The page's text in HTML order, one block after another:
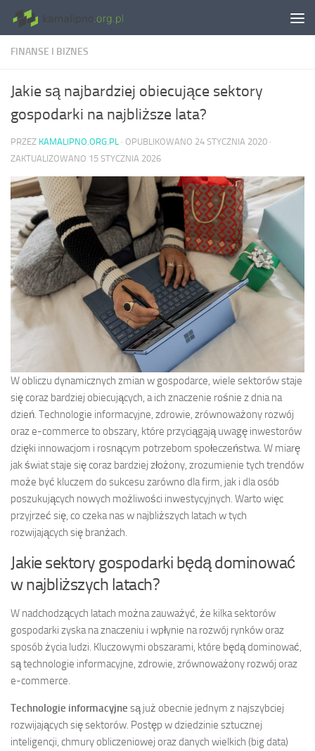
Skip to content
FINANSE I BIZNES
Jakie są najbardziej obiecujące sektory
gospodarki na najbliższe lata?
PRZEZ KAMALIPNO.ORG.PL · OPUBLIKOWANO 24 STYCZNIA 2020 ·
ZAKTUALIZOWANO 15 STYCZNIA 2026
W obliczu dynamicznych zmian w gospodarce, wiele sektorów staje
się coraz bardziej obiecujących, a ich znaczenie rośnie z dnia na
dzień. Technologie informacyjne, zdrowie, zrównoważony rozwój
oraz e-commerce to obszary, które przyciągają uwagę inwestorów
dzięki innowacjom i rosnącym potrzebom społeczeństwa. W miarę
jak świat staje się coraz bardziej złożony, zrozumienie tych trendów
może być kluczem do sukcesu zarówno dla firm, jak i dla osób
poszukujących nowych możliwości inwestycyjnych. Warto więc
przyjrzeć się, co czeka nas w najbliższych latach w tych
rozwijających się branżach.
Jakie sektory gospodarki będą dominować
w najbliższych latach?
W nadchodzących latach można zauważyć, że kilka sektorów
gospodarki zyska na znaczeniu i wpłynie na rozwój rynków oraz
sposób życia ludzi. Kluczowymi obszarami, które będą dominować,
są technologie informacyjne, zdrowie, zrównoważony rozwój oraz
e-commerce.
Technologie informacyjne są już obecnie jednym z najszybciej
rozwijających się sektorów. Postęp w dziedzinie sztucznej
inteligencji, chmury obliczeniowej oraz danych wielkich (big data)